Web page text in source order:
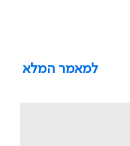
למאמר המלא